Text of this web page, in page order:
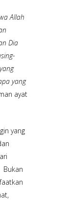
Allah
Dia
yang
ayat
yang
Bukan